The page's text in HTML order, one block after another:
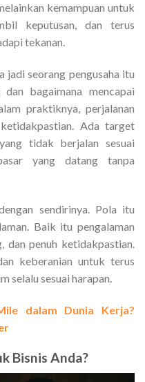
kemampuan untuk
keputusan, dan terus
tekanan.
jadi seorang pengusaha itu
bagaimana mencapai
praktiknya, perjalanan
Ada target
tidak berjalan sesuai
yang datang tanpa
sendirinya. Pola itu
Baik itu pengalaman
dan penuh ketidakpastian.
keberanian untuk terus
selalu sesuai harapan.
dalam Dunia Kerja?
Bisnis Anda?